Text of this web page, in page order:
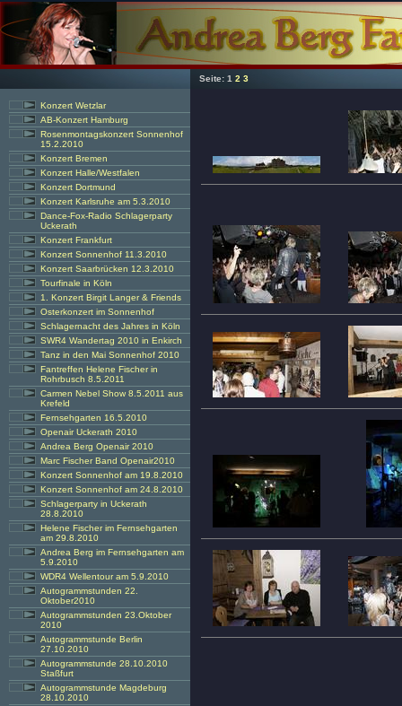
Seite: 1 2 3
Konzert Wetzlar
AB-Konzert Hamburg
Rosenmontagskonzert Sonnenhof
15.2.2010
Konzert Bremen
Konzert Halle/Westfalen
Konzert Dortmund
Konzert Karlsruhe am 5.3.2010
Dance-Fox-Radio Schlagerparty
Uckerath
Konzert Frankfurt
Konzert Sonnenhof 11.3.2010
Konzert Saarbrücken 12.3.2010
Tourfinale in Köln
1. Konzert Birgit Langer & Friends
Osterkonzert im Sonnenhof
Schlagernacht des Jahres in Köln
SWR4 Wandertag 2010 in Enkirch
Tanz in den Mai Sonnenhof 2010
Fantreffen Helene Fischer in
Rohrbusch 8.5.2011
Carmen Nebel Show 8.5.2011 aus
Krefeld
Fernsehgarten 16.5.2010
Openair Uckerath 2010
Andrea Berg Openair 2010
Marc Fischer Band Openair2010
Konzert Sonnenhof am 19.8.2010
Konzert Sonnenhof am 24.8.2010
Schlagerparty in Uckerath
28.8.2010
Helene Fischer im Fernsehgarten
am 29.8.2010
Andrea Berg im Fernsehgarten am
5.9.2010
WDR4 Wellentour am 5.9.2010
Autogrammstunden 22.
Oktober2010
Autogrammstunden 23.Oktober
2010
Autogrammstunde Berlin
27.10.2010
Autogrammstunde 28.10.2010
Staßfurt
Autogrammstunde Magdeburg
28.10.2010